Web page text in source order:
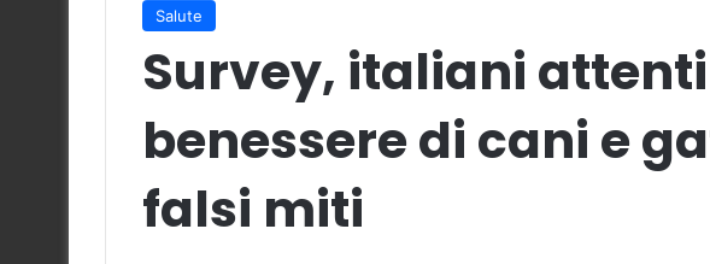
Salute
Survey, italiani
benessere di cani e
falsi miti